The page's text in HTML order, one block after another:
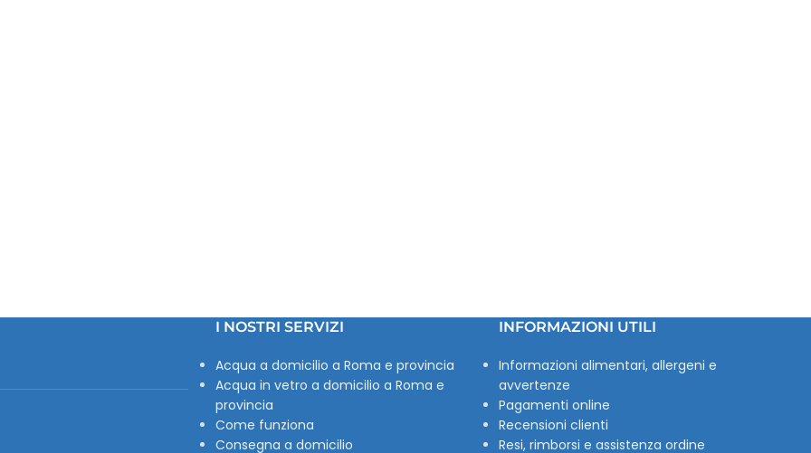
I NOSTRI SERVIZI
Acqua a domicilio a Roma e provincia
Acqua in vetro a domicilio a Roma e
provincia
Come funziona
Consegna a domicilio
INFORMAZIONI UTILI
Informazioni alimentari, allergeni e
avvertenze
Pagamenti online
Recensioni clienti
Resi, rimborsi e assistenza ordine